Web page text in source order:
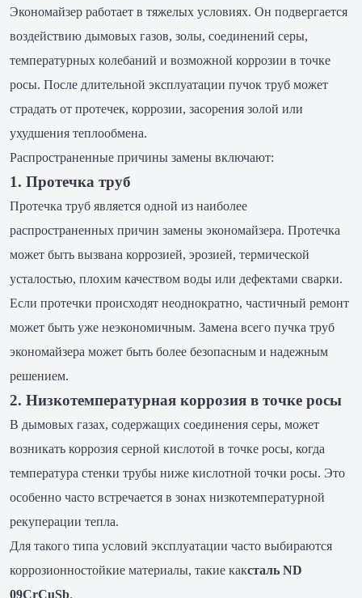
Экономайзер работает в тяжелых условиях. Он подвергается
воздействию дымовых газов, золы, соединений серы,
температурных колебаний и возможной коррозии в точке
росы. После длительной эксплуатации пучок труб может
страдать от протечек, коррозии, засорения золой или
ухудшения теплообмена.
Распространенные причины замены включают:
1. Протечка труб
Протечка труб является одной из наиболее
распространенных причин замены экономайзера. Протечка
может быть вызвана коррозией, эрозией, термической
усталостью, плохим качеством воды или дефектами сварки.
Если протечки происходят неоднократно, частичный ремонт
может быть уже неэкономичным. Замена всего пучка труб
экономайзера может быть более безопасным и надежным
решением.
2. Низкотемпературная коррозия в точке росы
В дымовых газах, содержащих соединения серы, может
возникать коррозия серной кислотой в точке росы, когда
температура стенки трубы ниже кислотной точки росы. Это
особенно часто встречается в зонах низкотемпературной
рекуперации тепла.
Для такого типа условий эксплуатации часто выбираются
коррозионностойкие материалы, такие каксталь ND
09CrCuSb.